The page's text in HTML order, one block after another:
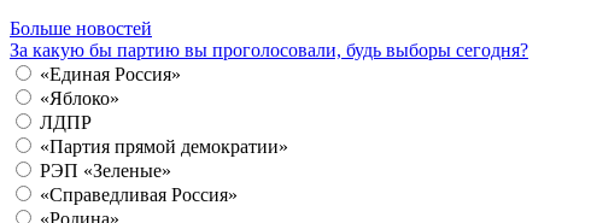
Больше новостей
За какую бы партию вы проголосовали, будь выборы сегодня?
«Единая Россия»
«Яблоко»
ЛДПР
«Партия прямой демократии»
РЭП «Зеленые»
«Справедливая Россия»
«Родина»